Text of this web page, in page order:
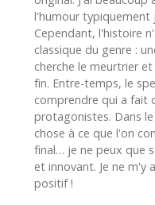
l'humour typiquement
Cependant, l'histoire
classique du genre :
cherche le meurtrier
fin. Entre-temps, le
comprendre qui a fait
protagonistes. Dans
chose à ce que l'on
final… je ne peux que
et innovant. Je ne
positif !